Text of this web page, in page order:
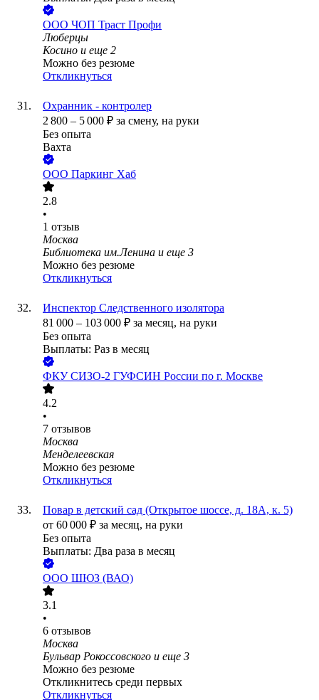
ООО ЧОП Траст Профи
Люберцы
Косино и еще 2
Можно без резюме
Откликнуться
Охранник - контролер
2 800 – 5 000 ₽ за смену, на руки
Без опыта
Вахта
ООО Паркинг Хаб
2.8
•
1 отзыв
Москва
Библиотека им.Ленина и еще 3
Можно без резюме
Откликнуться
Инспектор Следственного изолятора
81 000 – 103 000 ₽ за месяц, на руки
Без опыта
Выплаты: Раз в месяц
ФКУ СИЗО-2 ГУФСИН России по г. Москве
4.2
•
7 отзывов
Москва
Менделеевская
Можно без резюме
Откликнуться
Повар в детский сад (Открытое шоссе, д. 18А, к. 5)
от 60 000 ₽ за месяц, на руки
Без опыта
Выплаты: Два раза в месяц
ООО ШЮЗ (ВАО)
3.1
•
6 отзывов
Москва
Бульвар Рокоссовского и еще 3
Можно без резюме
Откликнитесь среди первых
Откликнуться